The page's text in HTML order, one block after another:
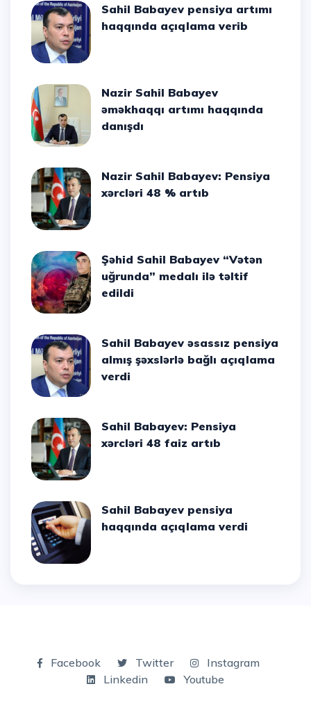
Sahil Babayev pensiya artımı
haqqında açıqlama verib
Nazir Sahil Babayev
əməkhaqqı artımı haqqında
danışdı
Nazir Sahil Babayev: Pensiya
xərcləri 48 % artıb
Şəhid Sahil Babayev “Vətən
uğrunda” medalı ilə təltif
edildi
Sahil Babayev əsassız pensiya
almış şəxslərlə bağlı açıqlama
verdi
Sahil Babayev: Pensiya
xərcləri 48 faiz artıb
Sahil Babayev pensiya
haqqında açıqlama verdi
Facebook Twitter
Instagram
Linkedin
Youtube